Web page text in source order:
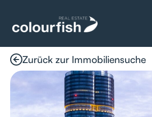
Zurück zur Immobiliensuche
Details anfragen